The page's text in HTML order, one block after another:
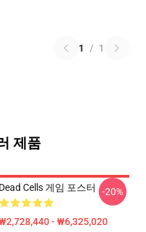
1 / 1
제품
Dead Cells 게임 포스터
- ₩6,325,020
-20%